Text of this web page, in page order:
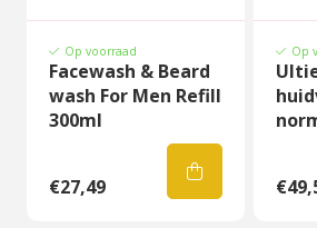
Op voorraad
Facewash & Beard
wash For Men Refill
300ml
€27,49
Op